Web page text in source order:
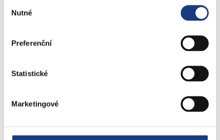
souhlasu
Nutné
Preferenční
Statistické
Marketingové
Štefánikova 17
Parkovací karty